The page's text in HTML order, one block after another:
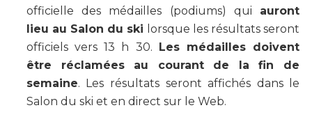
officielle des médailles (podiums) qui auront
lieu au Salon du ski lorsque les résultats seront
officiels vers 13 h 30. Les médailles doivent
être réclamées au courant de la fin de
semaine. Les résultats seront affichés dans le
Salon du ski et en direct sur le Web.